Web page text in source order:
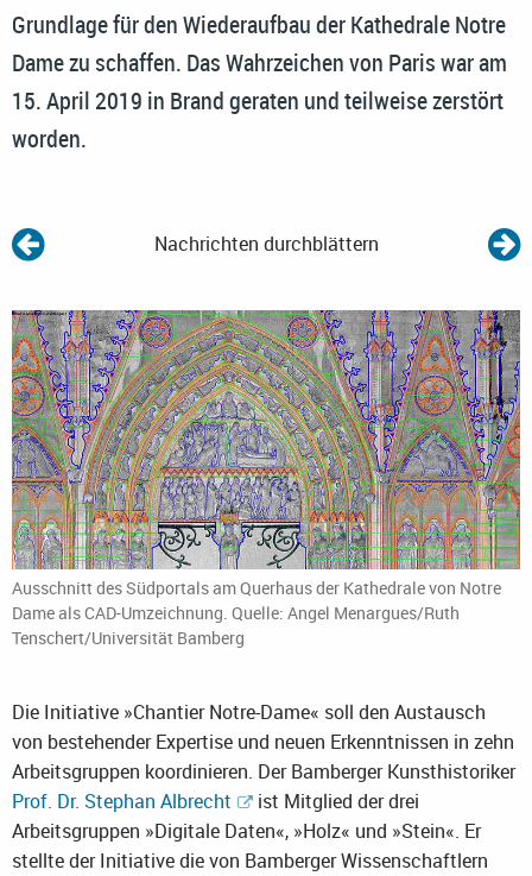
Grundlage für den Wiederaufbau der Kathedrale Notre
Dame zu schaffen. Das Wahrzeichen von Paris war am
15. April 2019 in Brand geraten und teilweise zerstört
worden.
Nachrichten durchblättern
Ausschnitt des Südportals am Querhaus der Kathedrale von Notre
Dame als CAD-Umzeichnung. Quelle: Angel Menargues/Ruth
Tenschert/Universität Bamberg
Die Initiative »Chantier Notre-Dame« soll den Austausch
von bestehender Expertise und neuen Erkenntnissen in zehn
Arbeitsgruppen koordinieren. Der Bamberger Kunsthistoriker
Prof. Dr. Stephan Albrecht
ist Mitglied der drei
Arbeitsgruppen »Digitale Daten«, »Holz« und »Stein«. Er
stellte der Initiative die von Bamberger Wissenschaftlern